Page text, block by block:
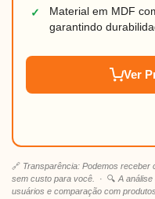
✓
Material em MDF
garantindo
Ver
🔗 Transparência: Podemos receber
sem custo para você.
· 🔍 A
usuários e comparação com